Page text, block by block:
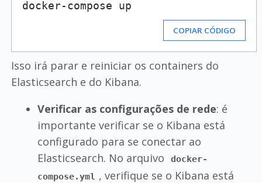
COPIAR CÓDIGO
Isso irá parar e reiniciar os containers do
Elasticsearch e do Kibana.
Verificar as configurações de rede: é
importante verificar se o Kibana está
configurado para se conectar ao
Elasticsearch. No arquivo
docker-
compose.yml , verifique se o Kibana está